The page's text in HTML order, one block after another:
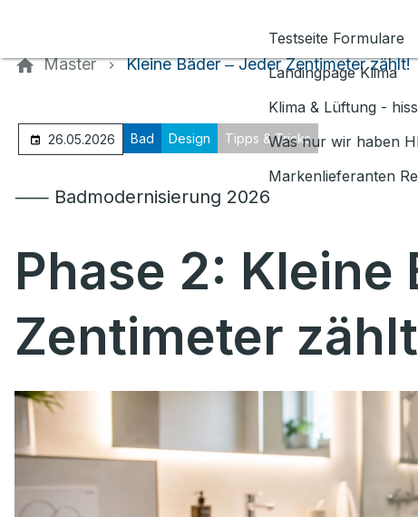
Testseite Formulare
Landingpage Klima
Klima & Lüftung -
Was nur wir haben
Markenlieferanten
Master Kleine Bäder ‒ Jeder Zentimeter zählt!
26.05.2026 Bad Design Tipps & Tricks
⸺ Badmodernisierung 2026
Phase 2: Kleine
Zentimeter